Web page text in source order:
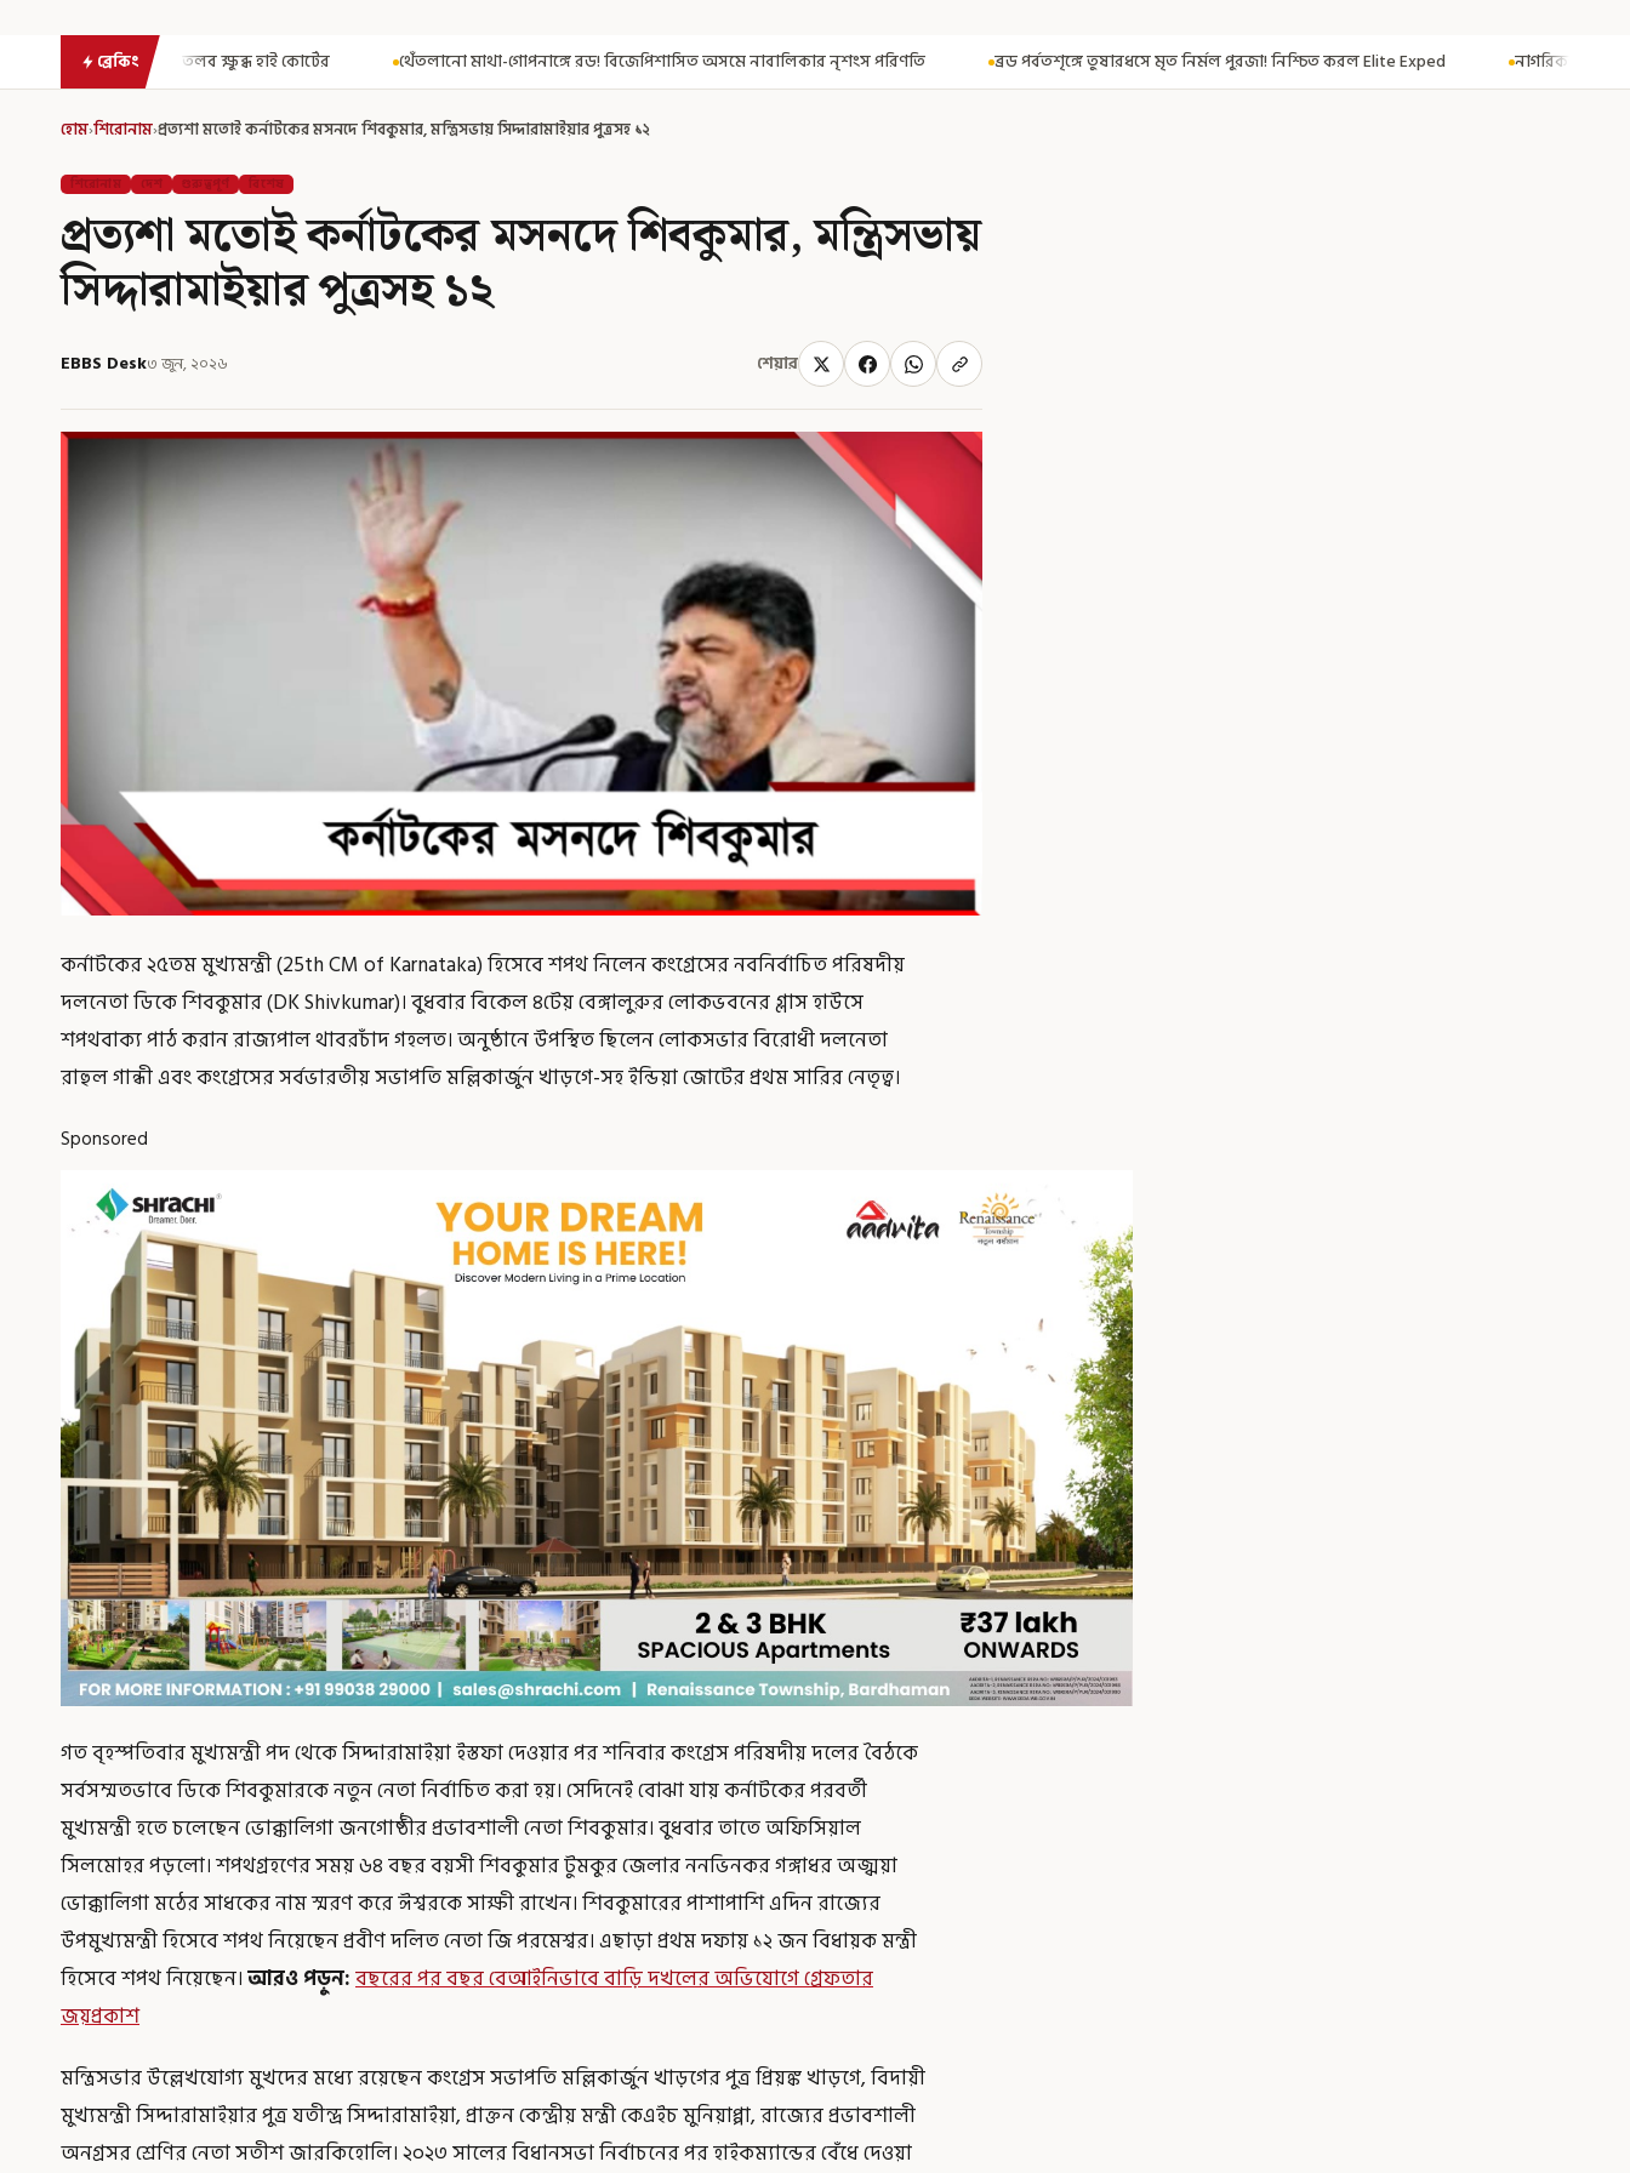
ব্রেকিং
হাই কোর্টের থেঁতলানো মাথা-গোপনাঙ্গে রড! বিজেপিশাসিত অসমে নাবালিকার নৃশংস পরিণতি ব্রড পর্বতশৃঙ্গে তুষারধসে মৃত নির্মল পুরজা! নিশ্চিত করল Elite Exped নাগরিকত্ব দিতেই CAA! ৩০০ মতুয়াকে
হোম›শিরোনাম›প্রত্যশা মতোই কর্নাটকের মসনদে শিবকুমার, মন্ত্রিসভায় সিদ্দারামাইয়ার পুত্রসহ ১২
শিরোনাম দেশ গুরুত্বপূর্ণ বিশেষ
প্রত্যশা মতোই কর্নাটকের মসনদে শিবকুমার, মন্ত্রিসভায়
সিদ্দারামাইয়ার পুত্রসহ ১২
EBBS Desk৩ জুন, ২০২৬ শেয়ার
কর্নাটকের ২৫তম মুখ্যমন্ত্রী (25th CM of Karnataka) হিসেবে শপথ নিলেন কংগ্রেসের নবনির্বাচিত পরিষদীয়
দলনেতা ডিকে শিবকুমার (DK Shivkumar)। বুধবার বিকেল ৪টেয় বেঙ্গালুরুর লোকভবনের গ্লাস হাউসে
শপথবাক্য পাঠ করান রাজ্যপাল থাবরচাঁদ গহলত। অনুষ্ঠানে উপস্থিত ছিলেন লোকসভার বিরোধী দলনেতা
রাহুল গান্ধী এবং কংগ্রেসের সর্বভারতীয় সভাপতি মল্লিকার্জুন খাড়গে-সহ ইন্ডিয়া জোটের প্রথম সারির নেতৃত্ব।
Sponsored
গত বৃহস্পতিবার মুখ্যমন্ত্রী পদ থেকে সিদ্দারামাইয়া ইস্তফা দেওয়ার পর শনিবার কংগ্রেস পরিষদীয় দলের বৈঠকে
সর্বসম্মতভাবে ডিকে শিবকুমারকে নতুন নেতা নির্বাচিত করা হয়। সেদিনেই বোঝা যায় কর্নাটকের পরবর্তী
মুখ্যমন্ত্রী হতে চলেছেন ভোক্কালিগা জনগোষ্ঠীর প্রভাবশালী নেতা শিবকুমার। বুধবার তাতে অফিসিয়াল
সিলমোহর পড়লো। শপথগ্রহণের সময় ৬৪ বছর বয়সী শিবকুমার টুমকুর জেলার ননভিনকর গঙ্গাধর অজ্ঝয়া
ভোক্কালিগা মঠের সাধকের নাম স্মরণ করে ঈশ্বরকে সাক্ষী রাখেন। শিবকুমারের পাশাপাশি এদিন রাজ্যের
উপমুখ্যমন্ত্রী হিসেবে শপথ নিয়েছেন প্রবীণ দলিত নেতা জি পরমেশ্বর। এছাড়া প্রথম দফায় ১২ জন বিধায়ক মন্ত্রী
হিসেবে শপথ নিয়েছেন।আরও পড়ুন:বছরের পর বছর বেআইনিভাবে বাড়ি দখলের অভিযোগে গ্রেফতার
জয়প্রকাশ
মন্ত্রিসভার উল্লেখযোগ্য মুখদের মধ্যে রয়েছেন কংগ্রেস সভাপতি মল্লিকার্জুন খাড়গের পুত্র প্রিয়ঙ্ক খাড়গে, বিদায়ী
মুখ্যমন্ত্রী সিদ্দারামাইয়ার পুত্র যতীন্দ্র সিদ্দারামাইয়া, প্রাক্তন কেন্দ্রীয় মন্ত্রী কেএইচ মুনিয়াপ্পা, রাজ্যের প্রভাবশালী
অনগ্রসর শ্রেণির নেতা সতীশ জারকিহোলি। ২০২৩ সালের বিধানসভা নির্বাচনের পর হাইকম্যান্ডের বেঁধে দেওয়া